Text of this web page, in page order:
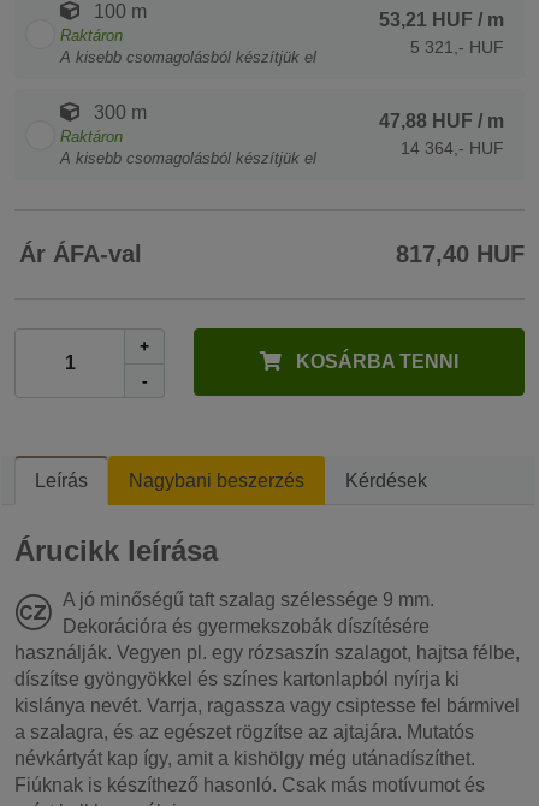
100 m
Raktáron
A kisebb csomagolásból készítjük el
53,21 HUF / m
5 321,- HUF
300 m
Raktáron
A kisebb csomagolásból készítjük el
47,88 HUF / m
14 364,- HUF
Ár ÁFA-val 817,40 HUF
+
-
KOSÁRBA TENNI
Leírás Nagybani beszerzés Kérdések
Árucikk leírása
A jó minőségű taft szalag szélessége 9 mm.
Dekorációra és gyermekszobák díszítésére
használják. Vegyen pl. egy rózsaszín szalagot, hajtsa félbe,
díszítse gyöngyökkel és színes kartonlapból nyírja ki
kislánya nevét. Varrja, ragassza vagy csiptesse fel bármivel
a szalagra, és az egészet rögzítse az ajtajára. Mutatós
névkártyát kap így, amit a kishölgy még utánadíszíthet.
Fiúknak is készíthező hasonló. Csak más motívumot és